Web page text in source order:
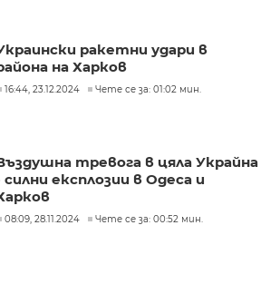
ракетни удари в
на Харков
16:44, 23.12.2024 Чете се за: 01:02 мин.
тревога в цяла Украйна
силни експлозии в Одеса и
08:09, 28.11.2024 Чете се за: 00:52 мин.